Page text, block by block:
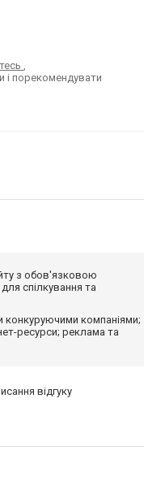
,
і порекомендувати
з обов'язковою
спілкування та
конкуруючими компаніями;
ресурси; реклама та
відгуку